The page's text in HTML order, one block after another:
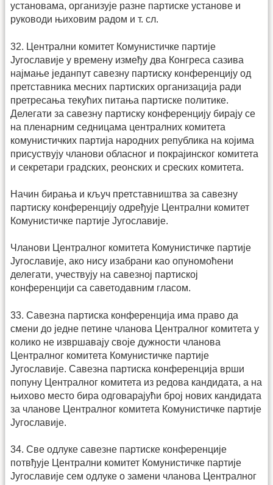
установама, организује разне партиске установе и
руководи њиховим радом и т. сл.
32. Централни комитет Комунистичке партије
Југославије у времену између два Конгреса сазива
најмање једанпут савезну партиску конференцију од
претставника месних партиских организација ради
претресања текућих питања партиске политике.
Делегати за савезну партиску конференцију бирају се
на пленарним седницама централних комитета
комунистичких партија народних република на којима
присуствују чланови обласног и покрајинског комитета
и секретари градских, реонских и среских комитета.
Начин бирања и кључ претставништва за савезну
партиску конференцију одређује Централни комитет
Комунистичке партије Југославије.
Чланови Централног комитета Комунистичке партије
Југославије, ако нису изабрани као опуномоћени
делегати, учествују на савезној партиској
конференцији са саветодавним гласом.
33. Савезна партиска конференција има право да
смени до једне петине чланова Централног комитета у
колико не извршавају своје дужности чланова
Централног комитета Комунистичке партије
Југославије. Савезна партиска конференција врши
попуну Централног комитета из редова кандидата, а на
њихово место бира одговарајући број нових кандидата
за чланове Централног комитета Комунистичке партије
Југославије.
34. Све одлуке савезне партиске конференције
потвђује Централни комитет Комунистичке партије
Југославије сем одлуке о замени чланова Централног